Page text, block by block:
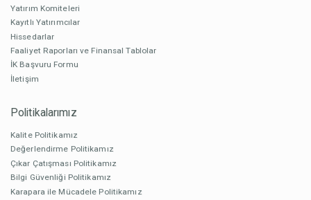
Yatırım Komiteleri
Kayıtlı Yatırımcılar
Hissedarlar
Faaliyet Raporları ve Finansal Tablolar
İK Başvuru Formu
İletişim
Politikalarımız
Kalite Politikamız
Değerlendirme Politikamız
Çıkar Çatışması Politikamız
Bilgi Güvenliği Politikamız
Karapara ile Mücadele Politikamız